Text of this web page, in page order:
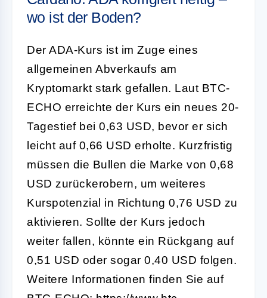
wo ist der Boden?
Der ADA-Kurs ist im Zuge eines
allgemeinen Abverkaufs am
Kryptomarkt stark gefallen. Laut BTC-
ECHO erreichte der Kurs ein neues 20-
Tagestief bei 0,63 USD, bevor er sich
leicht auf 0,66 USD erholte. Kurzfristig
müssen die Bullen die Marke von 0,68
USD zurückerobern, um weiteres
Kurspotenzial in Richtung 0,76 USD zu
aktivieren. Sollte der Kurs jedoch
weiter fallen, könnte ein Rückgang auf
0,51 USD oder sogar 0,40 USD folgen.
Weitere Informationen finden Sie auf